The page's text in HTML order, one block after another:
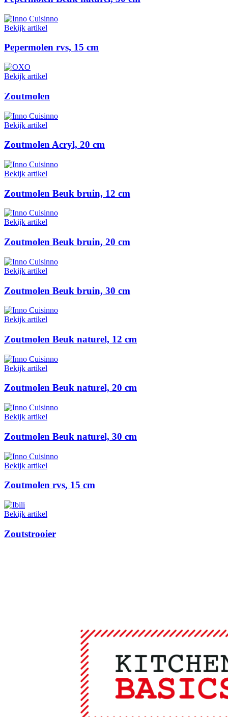
Bekijk artikel
Pepermolen rvs, 15 cm
Bekijk artikel
Zoutmolen
Bekijk artikel
Zoutmolen Acryl, 20 cm
Bekijk artikel
Zoutmolen Beuk bruin, 12 cm
Bekijk artikel
Zoutmolen Beuk bruin, 20 cm
Bekijk artikel
Zoutmolen Beuk bruin, 30 cm
Bekijk artikel
Zoutmolen Beuk naturel, 12 cm
Bekijk artikel
Zoutmolen Beuk naturel, 20 cm
Bekijk artikel
Zoutmolen Beuk naturel, 30 cm
Bekijk artikel
Zoutmolen rvs, 15 cm
Bekijk artikel
Zoutstrooier